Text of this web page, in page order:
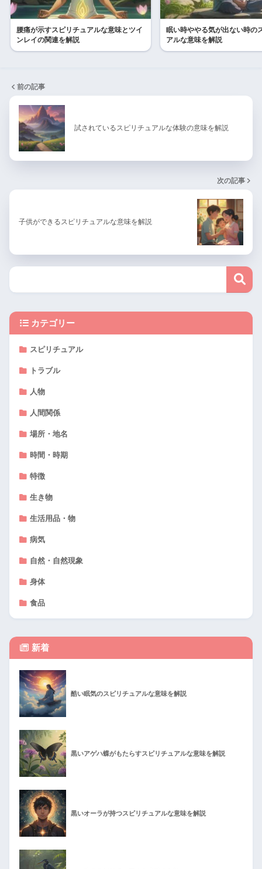
腰痛が示すスピリチュアルな意味とツイ
ンレイの関連を解説
眠い時ややる気が出ない時の
アルな意味を解説
前の記事
試されているスピリチュアルな体験の意味を解説
次の記事
子供ができるスピリチュアルな意味を解説
カテゴリー
スピリチュアル
トラブル
人物
人間関係
場所・地名
時間・時期
特徴
生き物
生活用品・物
病気
自然・自然現象
身体
食品
新着
酷い眠気のスピリチュアルな意味を解説
黒いアゲハ蝶がもたらすスピリチュアルな意味を解説
黒いオーラが持つスピリチュアルな意味を解説